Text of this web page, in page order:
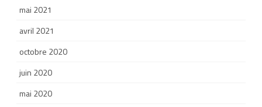
mai 2021
avril 2021
octobre 2020
juin 2020
mai 2020